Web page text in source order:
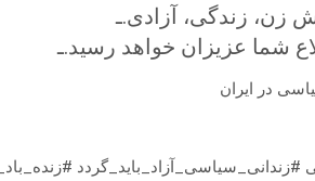
زن، زندگی، آزادی.ـ
شما عزیزان خواهد رسید.ـ
در ایران